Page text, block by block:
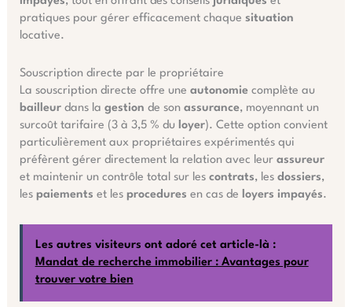
pratiques pour gérer efficacement chaque situation
locative.
Souscription directe par le propriétaire
La souscription directe offre une autonomie complète au
bailleurdans la gestion de son assurance, moyennant un
surcoût tarifaire (3 à 3,5 % du loyer). Cette option convient
particulièrement aux propriétaires expérimentés qui
préfèrent gérer directement la relation avec leur assureur
et maintenir un contrôle total sur les contrats, les dossiers,
les paiements et les procedures en cas de loyers impayés.
Les autres visiteurs ont adoré cet article-là :
Mandat de recherche immobilier : Avantages pour
trouver votre bien